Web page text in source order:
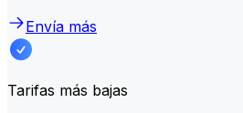
Envía más
Tarifas más bajas